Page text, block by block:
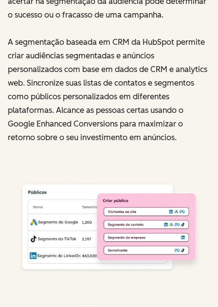
o sucesso ou o fracasso de uma campanha.
A segmentação baseada em CRM da HubSpot permite
criar audiências segmentadas e anúncios
personalizados com base em dados de CRM e analytics
web. Sincronize suas listas de contatos e segmentos
como públicos personalizados em diferentes
plataformas. Alcance as pessoas certas usando o
Google Enhanced Conversions para maximizar o
retorno sobre o seu investimento em anúncios.